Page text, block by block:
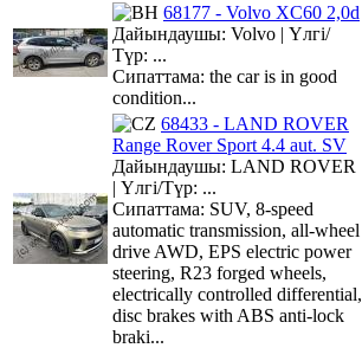
68177 - Volvo XC60 2,0d
Дайындаушы: Volvo | Үлгі/
Түр: ...
Сипаттама: the car is in good
condition...
68433 - LAND ROVER
Range Rover Sport 4.4 aut. SV
Дайындаушы: LAND ROVER
| Үлгі/Түр: ...
Сипаттама: SUV, 8-speed
automatic transmission, all-wheel
drive AWD, EPS electric power
steering, R23 forged wheels,
electrically controlled differential,
disc brakes with ABS anti-lock
braki...